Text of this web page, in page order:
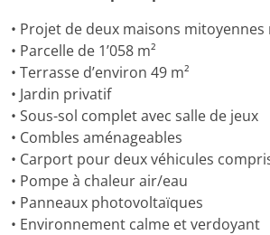
• Projet de deux maisons mitoyennes
• Parcelle de 1’058 m²
• Terrasse d’environ 49 m²
• Jardin privatif
• Sous-sol complet avec salle de jeux
• Combles aménageables
• Carport pour deux véhicules
• Pompe à chaleur air/eau
• Panneaux photovoltaïques
• Environnement calme et verdoyant